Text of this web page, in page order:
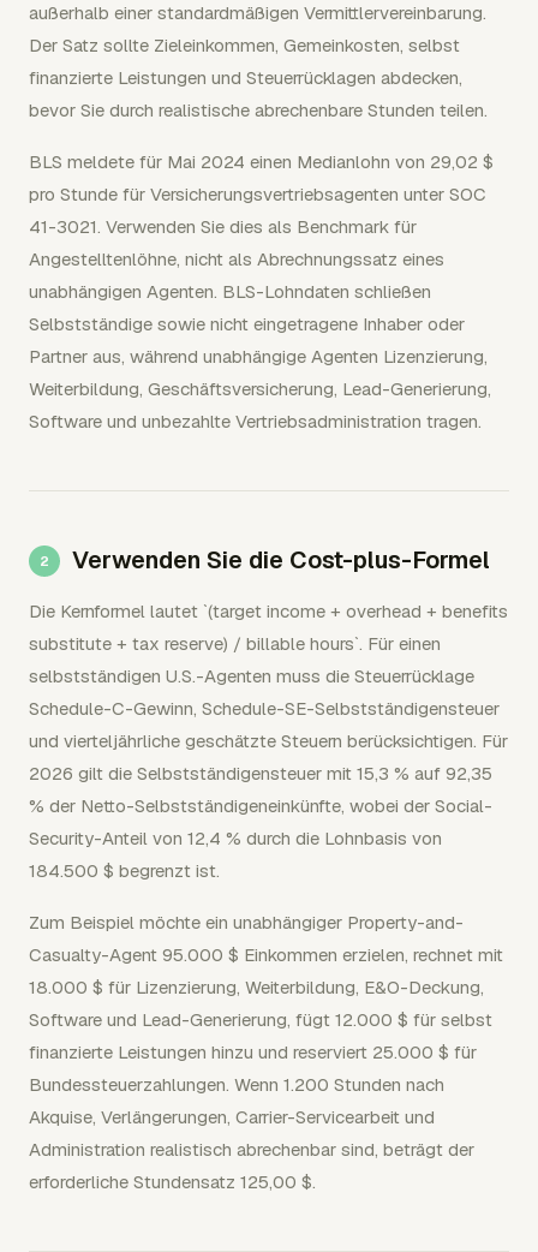
außerhalb einer standardmäßigen Vermittlervereinbarung.
Der Satz sollte Zieleinkommen, Gemeinkosten, selbst
finanzierte Leistungen und Steuerrücklagen abdecken,
bevor Sie durch realistische abrechenbare Stunden teilen.
BLS meldete für Mai 2024 einen Medianlohn von 29,02 $
pro Stunde für Versicherungsvertriebsagenten unter SOC
41-3021. Verwenden Sie dies als Benchmark für
Angestelltenlöhne, nicht als Abrechnungssatz eines
unabhängigen Agenten. BLS-Lohndaten schließen
Selbstständige sowie nicht eingetragene Inhaber oder
Partner aus, während unabhängige Agenten Lizenzierung,
Weiterbildung, Geschäftsversicherung, Lead-Generierung,
Software und unbezahlte Vertriebsadministration tragen.
Verwenden Sie die Cost-plus-Formel
Die Kernformel lautet `(target income + overhead + benefits
substitute + tax reserve) / billable hours`. Für einen
selbstständigen U.S.-Agenten muss die Steuerrücklage
Schedule-C-Gewinn, Schedule-SE-Selbstständigensteuer
und vierteljährliche geschätzte Steuern berücksichtigen. Für
2026 gilt die Selbstständigensteuer mit 15,3 % auf 92,35
% der Netto-Selbstständigeneinkünfte, wobei der Social-
Security-Anteil von 12,4 % durch die Lohnbasis von
184.500 $ begrenzt ist.
Zum Beispiel möchte ein unabhängiger Property-and-
Casualty-Agent 95.000 $ Einkommen erzielen, rechnet mit
18.000 $ für Lizenzierung, Weiterbildung, E&O-Deckung,
Software und Lead-Generierung, fügt 12.000 $ für selbst
finanzierte Leistungen hinzu und reserviert 25.000 $ für
Bundessteuerzahlungen. Wenn 1.200 Stunden nach
Akquise, Verlängerungen, Carrier-Servicearbeit und
Administration realistisch abrechenbar sind, beträgt der
erforderliche Stundensatz 125,00 $.